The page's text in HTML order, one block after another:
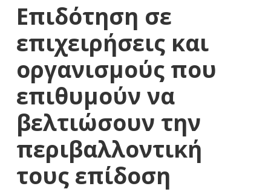
Επιδότηση σε
επιχειρήσεις και
οργανισμούς που
επιθυμούν να
βελτιώσουν την
περιβαλλοντική
τους επίδοση